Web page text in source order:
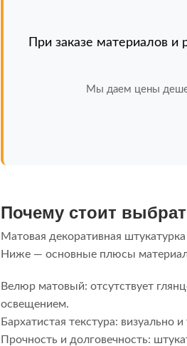
При заказе материалов
Мы даем цены
Почему стоит
Матовая декоративная
Ниже — основные плюсы
Велюр матовый: отсутствует
освещением.
Бархатистая текстура:
Прочность и долговечность: